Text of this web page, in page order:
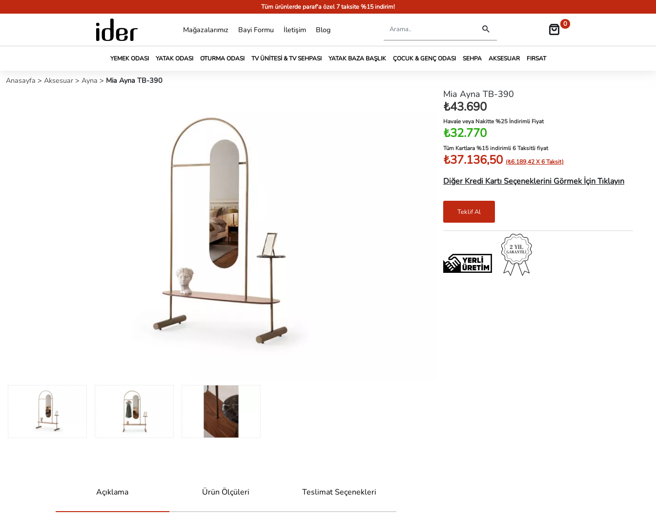
Tüm ürünlerde paraf'a özel 7 taksite %15 indirim!
Mağazalarımız Bayi Formu İletişim Blog
0
YEMEK ODASI YATAK ODASI OTURMA ODASI TV ÜNITESI & TV SEHPASI YATAK BAZA BAŞLIK ÇOCUK & GENÇ ODASI SEHPA AKSESUAR FIRSAT
Anasayfa > Aksesuar > Ayna > Mia Ayna TB-390
Mia Ayna TB-390
₺43.690
Havale veya Nakitte %25 İndirimli Fiyat
₺32.770
Tüm Kartlara %15 indirimli 6 Taksitli fiyat
₺37.136,50 (₺6.189,42 X 6 Taksit)
Diğer Kredi Kartı Seçeneklerini Görmek İçin Tıklayın
Teklif Al
Açıklama Ürün Ölçüleri Teslimat Seçenekleri